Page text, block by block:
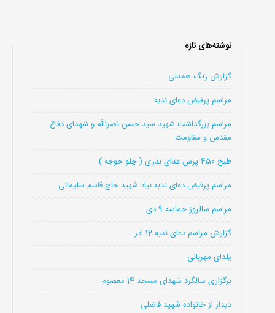
نوشته‌های تازه
گزارش زنگ همدلی
مراسم پرفیض دعای ندبه
مراسم بزرگداشت شهید سید حسن نصرالله و شهدای دفاع
مقدس و مقاومت
طبخ 450 پرس غذای نذری ( چلو جوجه )
مراسم پرفیض دعای ندبه بیاد شهید حاج قاسم سلیمانی
مراسم سالروز حماسه 9 دی
گزارش مراسم دعای ندبه 12 اذر
یلدای مهربانی
برگزاری سالگرد شهدای مسجد 14 معصوم
دیدار از خانواده شهید فاضلی